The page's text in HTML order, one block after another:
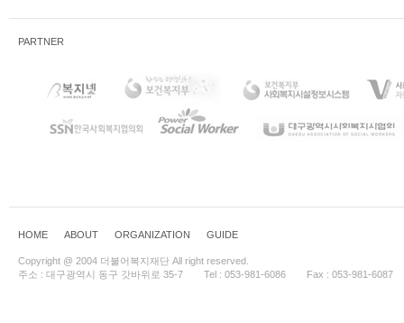
PARTNER
HOME ABOUT ORGANIZATION GUIDE
Copyright @ 2004 더불어복지재단 All right reserved.
주소 : 대구광역시 동구 갓바위로 35-7
Tel : 053-981-6086 Fax : 053-981-6087